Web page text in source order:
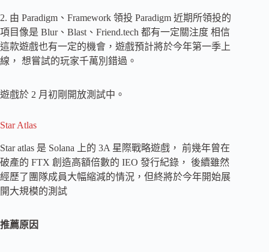
2. 由 Paradigm、Framework 領投 Paradigm 近期所領投的
項目像是 Blur、Blast、Friend.tech 都有一定關注度 相信
這款遊戲也有一定的機會，遊戲預計將於今年第一季上
線， 想嘗試的玩家千萬別錯過。
遊戲於 2 月初剛開放測試中。
Star Atlas
Star atlas 是 Solana 上的 3A 星際戰略遊戲， 前幾年曾在
破產的 FTX 創造高額倍數的 IEO 發行紀錄， 後續雖然
經歷了團隊成員大幅縮減的情況，但終將於今年開始展
開大規模的測試
推薦原因